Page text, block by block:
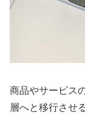
商品やサービス
層へと移行させ